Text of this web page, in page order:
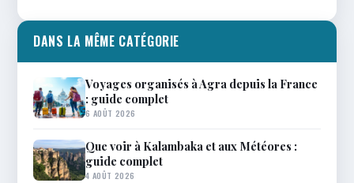
DANS LA MÊME CATÉGORIE
Voyages organisés à Agra depuis la France
: guide complet
6 AOÛT 2026
Que voir à Kalambaka et aux Météores :
guide complet
4 AOÛT 2026